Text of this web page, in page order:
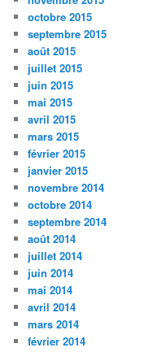
octobre 2015
septembre 2015
août 2015
juillet 2015
juin 2015
mai 2015
avril 2015
mars 2015
février 2015
janvier 2015
novembre 2014
octobre 2014
septembre 2014
août 2014
juillet 2014
juin 2014
mai 2014
avril 2014
mars 2014
février 2014